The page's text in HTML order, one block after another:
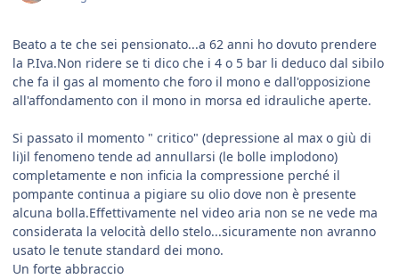
Beato a te che sei pensionato...a 62 anni ho dovuto prendere
la P.Iva.Non ridere se ti dico che i 4 o 5 bar li deduco dal sibilo
che fa il gas al momento che foro il mono e dall'opposizione
all'affondamento con il mono in morsa ed idrauliche aperte.
Si passato il momento " critico" (depressione al max o giù di
li)il fenomeno tende ad annullarsi (le bolle implodono)
completamente e non inficia la compressione perché il
pompante continua a pigiare su olio dove non è presente
alcuna bolla.Effettivamente nel video aria non se ne vede ma
considerata la velocità dello stelo...sicuramente non avranno
usato le tenute standard dei mono.
Un forte abbraccio